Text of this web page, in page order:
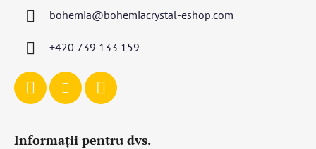
bohemia@bohemiacrystal-eshop.com
+420 739 133 159
Informații pentru dvs.